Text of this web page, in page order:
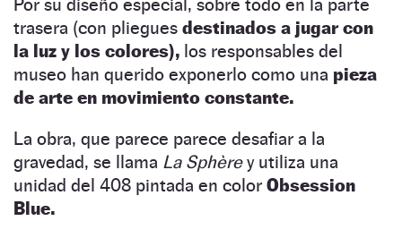
Por su diseño especial, sobre todo en la parte
trasera (con pliegues destinados a jugar con
la luz y los colores), los responsables del
museo han querido exponerlo como una pieza
de arte en movimiento constante.
La obra, que parece parece desafiar a la
gravedad, se llama La Sphèrey utiliza una
unidad del 408 pintada en color Obsession
Blue.